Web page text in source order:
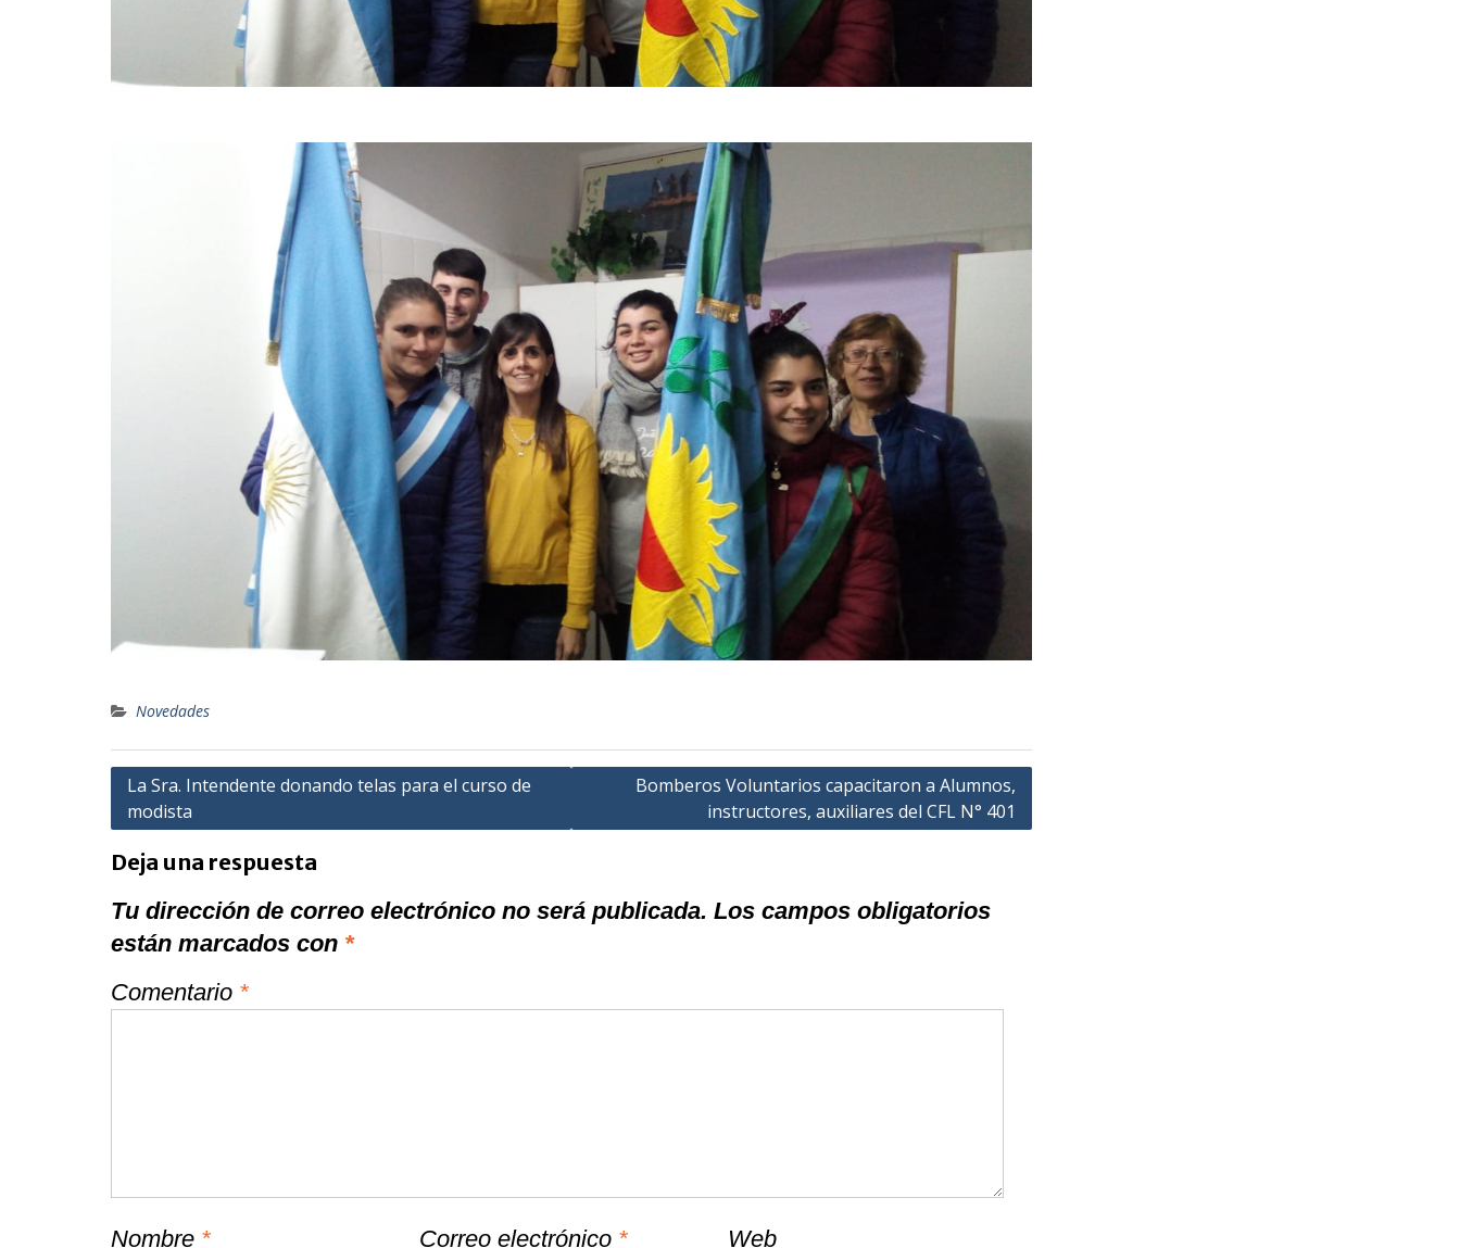
Novedades
Navegación
de
entradas
La Sra. Intendente donando telas para el curso de
modista
Bomberos Voluntarios capacitaron a Alumnos,
instructores, auxiliares del CFL N° 401
Deja una respuesta
Tu dirección de correo electrónico no será publicada. Los campos obligatorios
están marcados con *
Comentario *
Nombre * Correo electrónico * Web